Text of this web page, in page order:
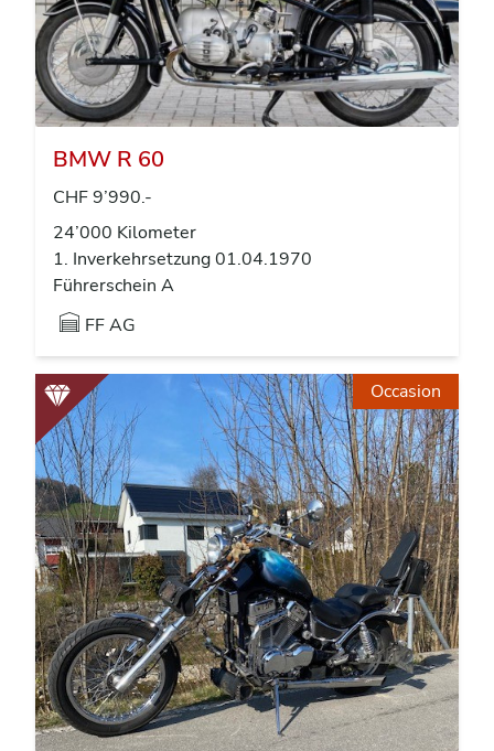
BMW R 60
CHF 9’990.-
24’000 Kilometer
1. Inverkehrsetzung 01.04.1970
Führerschein A
FF AG
Occasion